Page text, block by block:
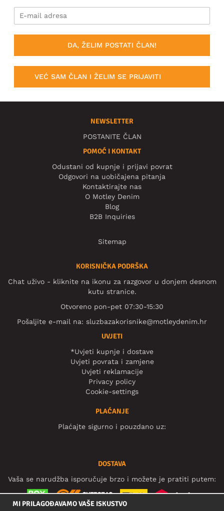
DA, ŽELIM POSTATI ČLAN!
VEĆ SAM ČLAN I ŽELIM SE PRIJAVITI
NEWSLETTER
POSTANITE ČLAN
POMOĆ I KONTAKT
Odustani od kupnje i prijavi povrat
Odgovori na uobičajena pitanja
Kontaktirajte nas
O Motley Denim
Blog
B2B Inquiries
Sitemap
KORISNIČKA PODRŠKA
Chat uživo - kliknite na ikonu za razgovor u donjem desnom
kutu stranice.
Otvoreno pon-pet 07:30-15:30
Pošaljite e-mail na: sluzbazakorisnike@motleydenim.hr
UVJETI
*Uvjeti kupnje i dostave
Uvjeti povrata i zamjene
Uvjeti reklamacije
Privacy policy
Cookie-settings
PLAĆANJE
Plaćajte sigurno i pouzdano uz:
DOSTAVA
Vaša se narudžba isporučuje brzo i možete je pratiti putem:
MI PRILAGOĐAVAMO VAŠE ISKUSTVO